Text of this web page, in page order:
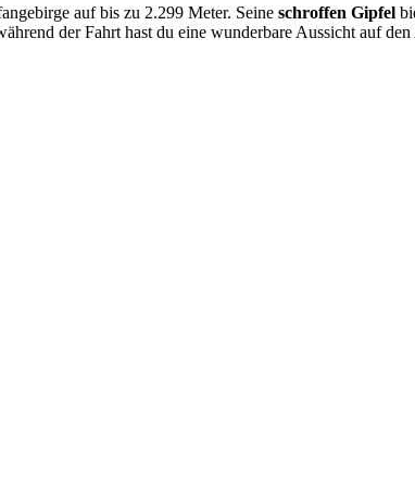
auf bis zu 2.299 Meter. Seine schroffen Gipfel
der Fahrt hast du eine wunderbare Aussicht auf den